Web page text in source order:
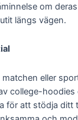
om
längs vägen.
eller
college-
för att stödja ditt